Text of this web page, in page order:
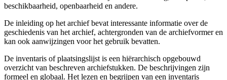
beschikbaarheid, openbaarheid en andere.
De inleiding op het archief bevat interessante informatie over de
geschiedenis van het archief, achtergronden van de archiefvormer en
kan ook aanwijzingen voor het gebruik bevatten.
De inventaris of plaatsingslijst is een hiërarchisch opgebouwd
overzicht van beschreven archiefstukken. De beschrijvingen zijn
formeel en globaal. Het lezen en begrijpen van een inventaris